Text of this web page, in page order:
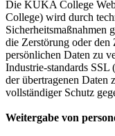
Die KUKA College
College) wird durch
Sicherheitsmaßnahmen
die Zerstörung oder
persönlichen Daten zu
Industrie-standards SSL
der übertragenen Daten
vollständiger Schutz
Weitergabe von